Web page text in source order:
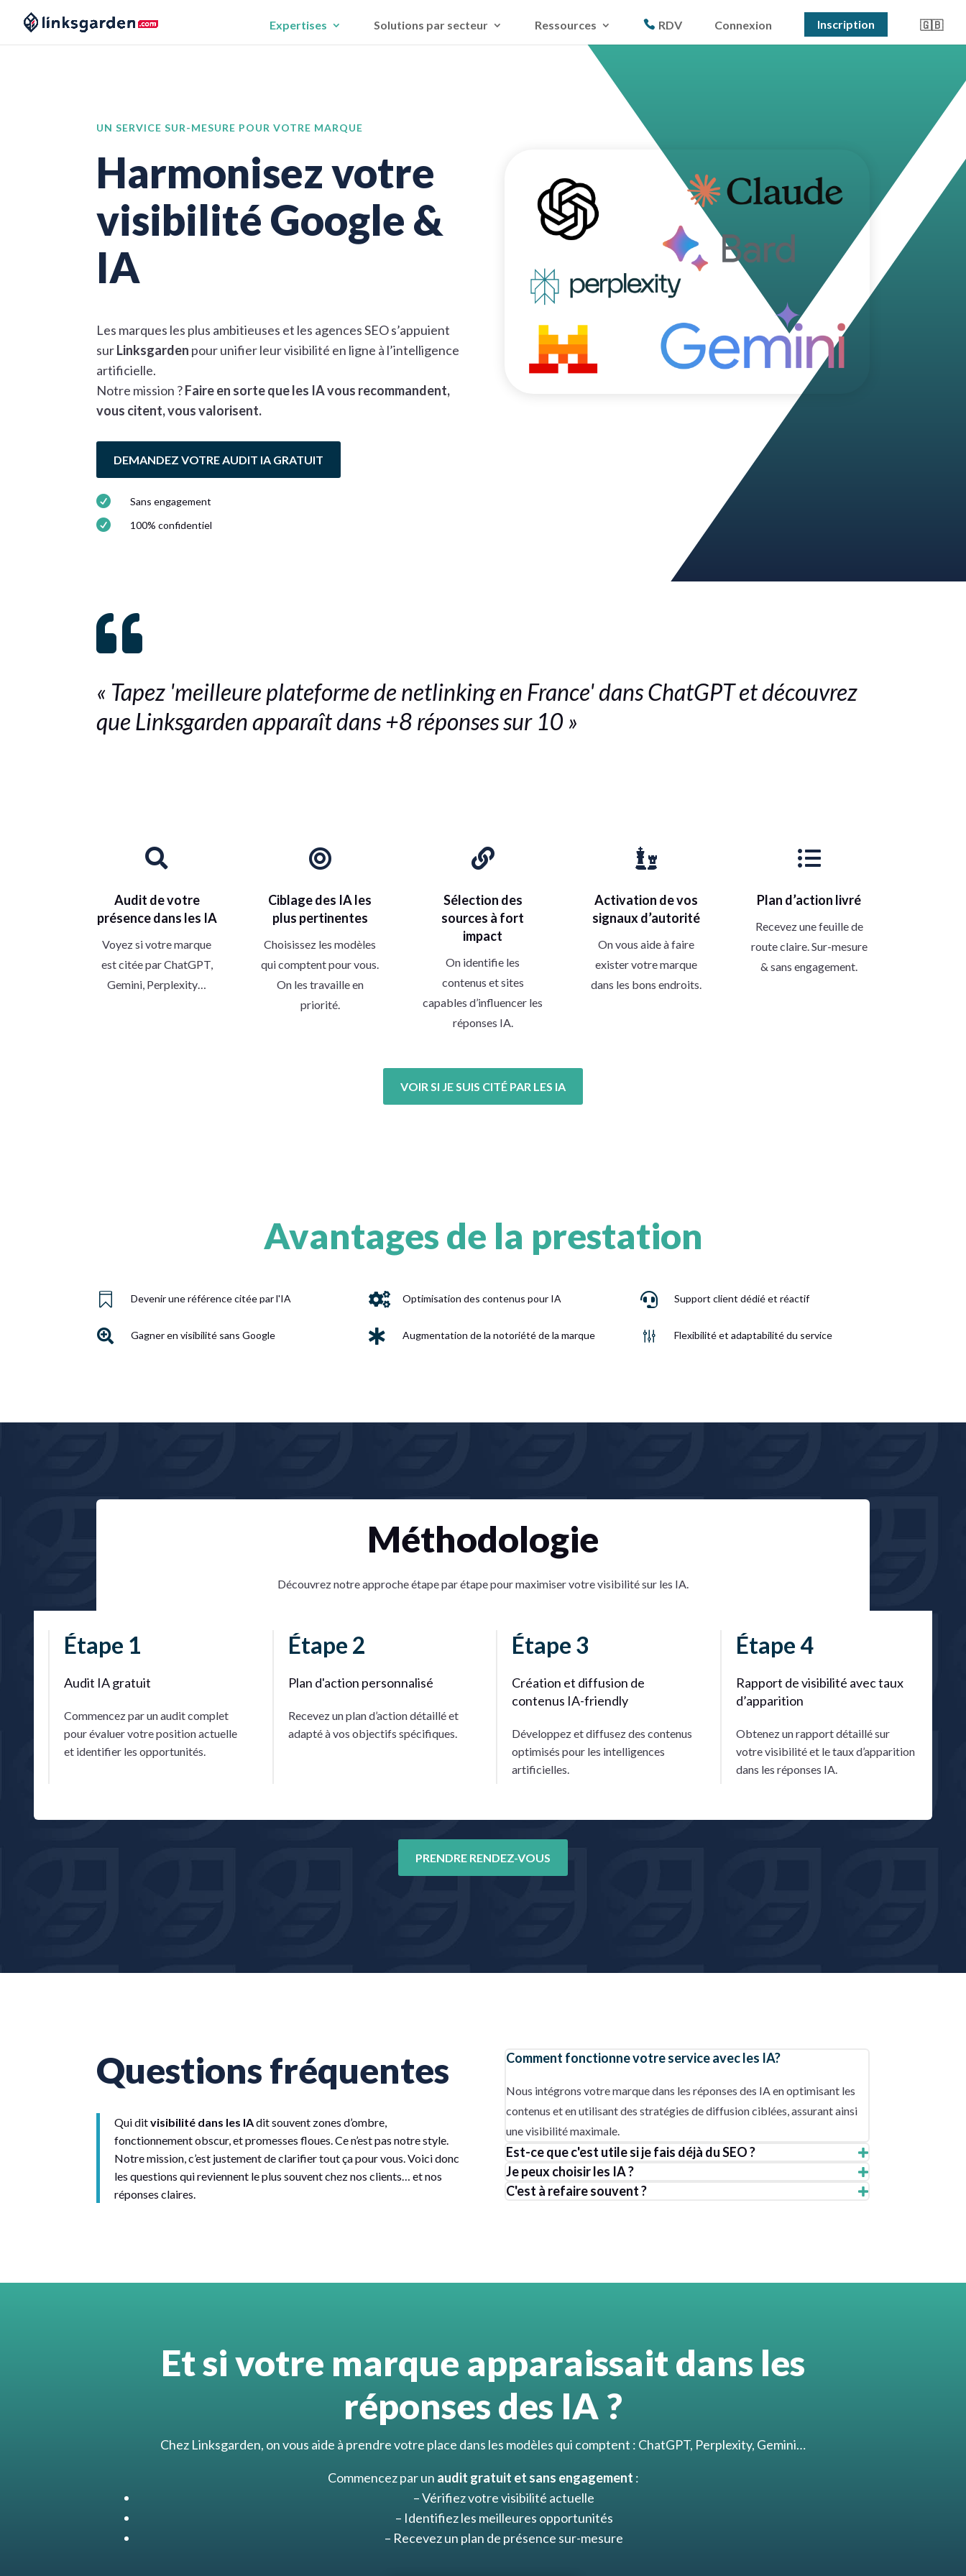
Expertises Solutions par secteur Ressources RDV Connexion Inscription 🇬🇧
UN SERVICE SUR-MESURE POUR VOTRE MARQUE
Harmonisez votre
visibilité Google &
IA
Les marques les plus ambitieuses et les agences SEO s’appuient
surLinksgarden pour unifier leur visibilité en ligne à l’intelligence
artificielle.
Notre mission ?Faire en sorte que les IA vous recommandent,
vous citent, vous valorisent.
DEMANDEZ VOTRE AUDIT IA GRATUIT
 Sans engagement
 100% confidentiel

« Tapez 'meilleure plateforme de netlinking en France' dans ChatGPT et découvrez
que Linksgarden apparaît dans +8 réponses sur 10 »

Audit de votre
présence dans les IA
Voyez si votre marque
est citée par ChatGPT,
Gemini, Perplexity…

Ciblage des IA les
plus pertinentes
Choisissez les modèles
qui comptent pour vous.
On les travaille en
priorité.

Sélection des
sources à fort
impact
On identifie les
contenus et sites
capables d’influencer les
réponses IA.

Activation de vos
signaux d’autorité
On vous aide à faire
exister votre marque
dans les bons endroits.

Plan d’action livré
Recevez une feuille de
route claire. Sur-mesure
& sans engagement.
VOIR SI JE SUIS CITÉ PAR LES IA
Avantages de la prestation
 Devenir une référence citée par l'IA
 Gagner en visibilité sans Google
 Optimisation des contenus pour IA
 Augmentation de la notoriété de la marque
 Support client dédié et réactif
g Flexibilité et adaptabilité du service
Méthodologie
Découvrez notre approche étape par étape pour maximiser votre visibilité sur les IA.
Étape 1
Audit IA gratuit
Commencez par un audit complet
pour évaluer votre position actuelle
et identifier les opportunités.
Étape 2
Plan d'action personnalisé
Recevez un plan d’action détaillé et
adapté à vos objectifs spécifiques.
Étape 3
Création et diffusion de
contenus IA-friendly
Développez et diffusez des contenus
optimisés pour les intelligences
artificielles.
Étape 4
Rapport de visibilité avec taux
d’apparition
Obtenez un rapport détaillé sur
votre visibilité et le taux d’apparition
dans les réponses IA.
PRENDRE RENDEZ-VOUS
Questions fréquentes
Qui ditvisibilité dans les IAdit souvent zones d’ombre,
fonctionnement obscur, et promesses floues. Ce n’est pas notre style.
Notre mission, c’est justement de clarifier tout ça pour vous. Voici donc
les questions qui reviennent le plus souvent chez nos clients… et nos
réponses claires.
Comment fonctionne votre service avec les IA?
Nous intégrons votre marque dans les réponses des IA en optimisant les
contenus et en utilisant des stratégies de diffusion ciblées, assurant ainsi
une visibilité maximale.
Est-ce que c'est utile si je fais déjà du SEO ?
Je peux choisir les IA ?
C'est à refaire souvent ?
Et si votre marque apparaissait dans les
réponses des IA ?
Chez Linksgarden, on vous aide à prendre votre place dans les modèles qui comptent : ChatGPT, Perplexity, Gemini…
Commencez par un audit gratuit et sans engagement :
– Vérifiez votre visibilité actuelle
– Identifiez les meilleures opportunités
– Recevez un plan de présence sur-mesure